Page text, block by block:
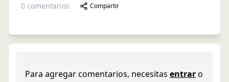
0 comentarios Compartir
Para agregar comentarios, necesitas entraro